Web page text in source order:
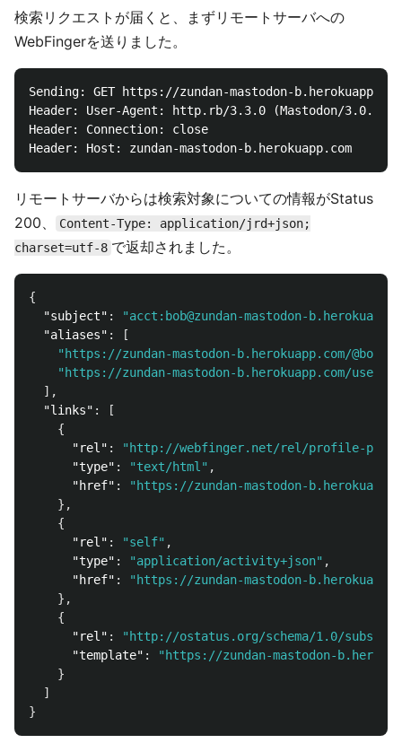
検索リクエストが届くと、まずリモートサーバへの
WebFingerを送りました。
Sending: GET https://zundan-mastodon-
Header: User-Agent: http.rb/3.3.0 (Mastodon/3.0.1;
Header: Connection: close
リモートサーバからは検索対象についての情報がStatus
200、
Content-Type: application/jrd+json;
charset=utf-8 で返却されました。
{
"subject" :
"acct:bob@zundan-mastodon-
"aliases" :
[
"https://zundan-mastodon-b.herokuapp.com/@bob"
"https://zundan-mastodon-b.herokuapp.com/users/
],
"links" :
[
{
"rel" :
"http://webfinger.net/rel/profile-page"
"type" : "text/html" ,
"href" :
"https://zundan-mastodon-
},
{
"rel" : "self" ,
"type" : "application/activity+json" ,
"href" :
"https://zundan-mastodon-
},
{
"rel" :
"http://ostatus.org/schema/1.0/
"template" :
"https://zundan-mastodon-
}
]
}